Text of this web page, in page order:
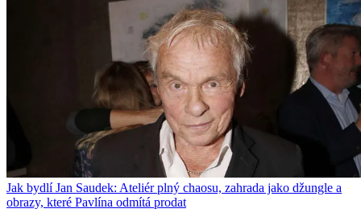
Jak bydlí Jan Saudek: Ateliér plný chaosu, zahrada jako džungle a
obrazy, které Pavlína odmítá prodat